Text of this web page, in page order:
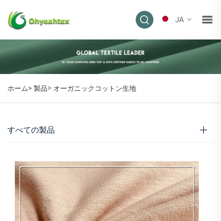
JA
ホーム> 製品> オーガニックコットン生地
すべての製品